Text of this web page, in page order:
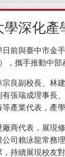
深化產
前與臺中市
攜手推動中部
良副校長、林
張瑞成理事
產業代表，產學
商代表，展現
司賴泳龍常
持續展現校友對